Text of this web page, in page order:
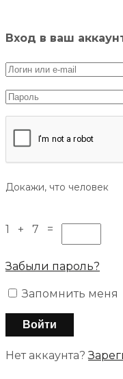
Вход в ваш
Докажи, что человек
1 + 7 =
Забыли пароль?
Запомнить меня
Нет аккаунта?